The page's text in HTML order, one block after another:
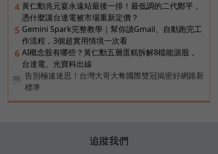
4 黃仁勳兆元宴永遠站最後一排！最低調的二代鄭平，
憑什麼讓台達電被市場重新定價？
5 Gemini Spark完整教學｜幫你讀Gmail、自動跑完工
作流程，3個超實用情境一次看
6 AI概念股有哪些？黃仁勳五層蛋糕拆解8檔能源股，
台達電、光寶科出線
PR
告別極速迷思！台灣大哥大奪國際雙冠揭密好網路新
標準
追蹤我們